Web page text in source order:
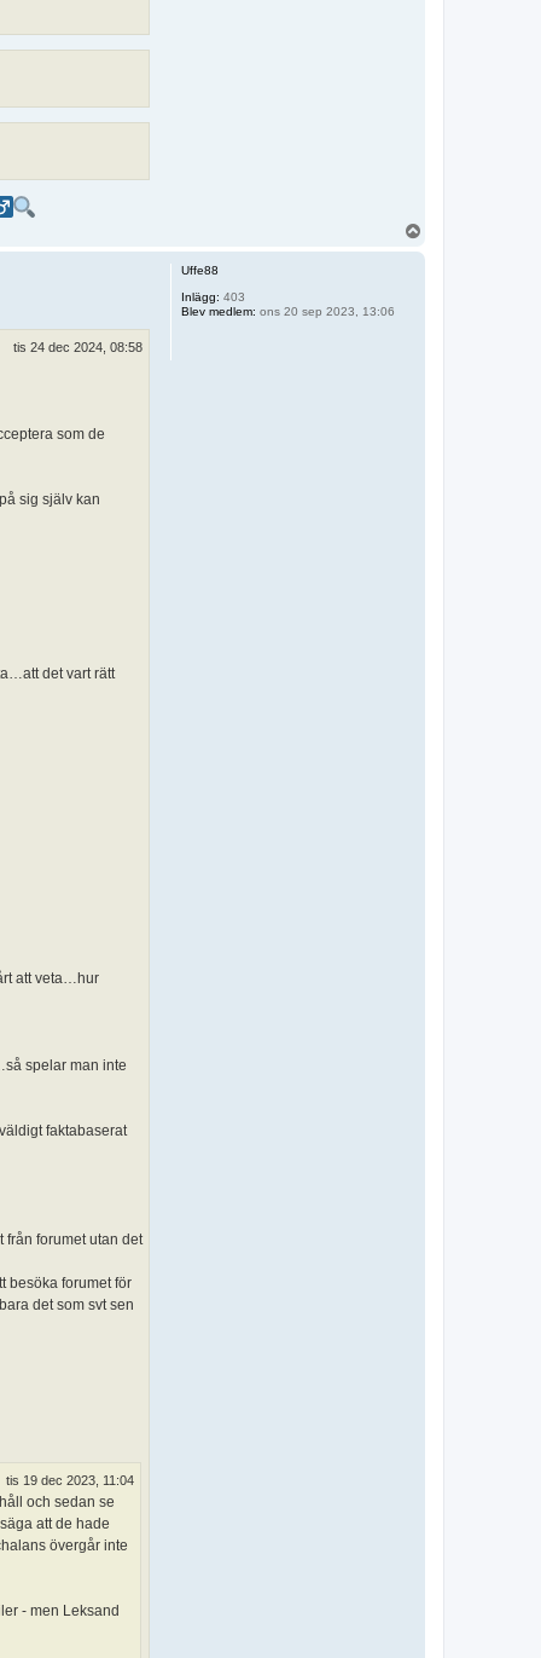
Uffe88
Inlägg: 403
Blev medlem: ons 20 sep 2023, 13:06
tis 24 dec 2024, 08:58
som de
sig själv kan
det vart rätt
att veta…hur
spelar man inte
faktabaserat
från forumet utan det
besöka forumet för
det som svt sen
tis 19 dec 2023, 11:04
och sedan se
att de hade
övergår inte
- men Leksand